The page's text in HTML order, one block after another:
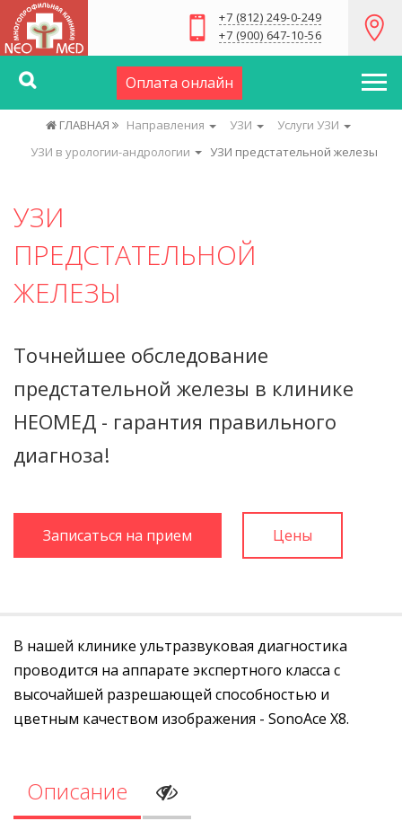
+7 (812) 249-0-249
+7 (900) 647-10-56
Оплата онлайн
ГЛАВНАЯ Направления УЗИ
Услуги УЗИ
УЗИ в урологии-андрологии
УЗИ предстательной железы
УЗИ
ПРЕДСТАТЕЛЬНОЙ
ЖЕЛЕЗЫ
Точнейшее обследование
предстательной железы в клинике
НЕОМЕД - гарантия правильного
диагноза!
Записаться на прием Цены
В нашей клинике ультразвуковая диагностика
проводится на аппарате экспертного класса с
высочайшей разрешающей способностью и
цветным качеством изображения - SonoAce X8.
Описание